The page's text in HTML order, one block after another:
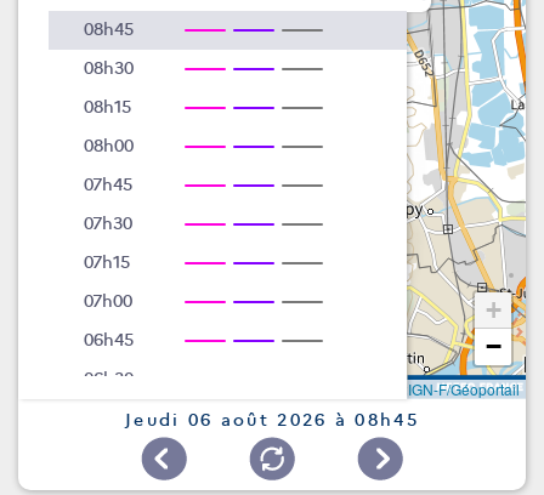
08h45
08h30
08h15
08h00
07h45
07h30
07h15
07h00
06h45
06h30
06h15
+
−
IGN-F/Géoportail
Jeudi 06 août 2026 à 08h45